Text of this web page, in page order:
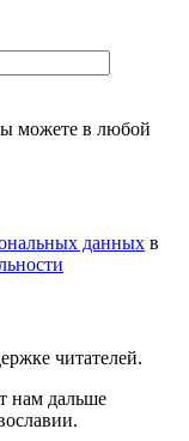
можете в любой
данных в
читателей.
нам дальше
.